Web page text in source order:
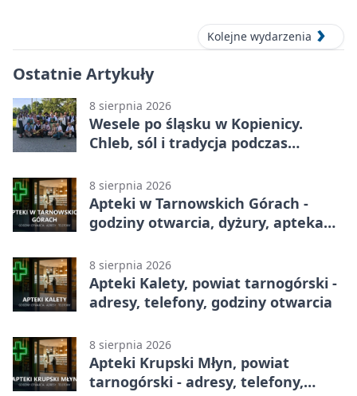
Kolejne wydarzenia
Ostatnie Artykuły
8 sierpnia 2026
Wesele po śląsku w Kopienicy.
Chleb, sól i tradycja podczas
8 sierpnia 2026
Apteki w Tarnowskich Górach -
godziny otwarcia, dyżury, apteka
8 sierpnia 2026
Apteki Kalety, powiat tarnogórski -
adresy, telefony, godziny otwarcia
8 sierpnia 2026
Apteki Krupski Młyn, powiat
tarnogórski - adresy, telefony,